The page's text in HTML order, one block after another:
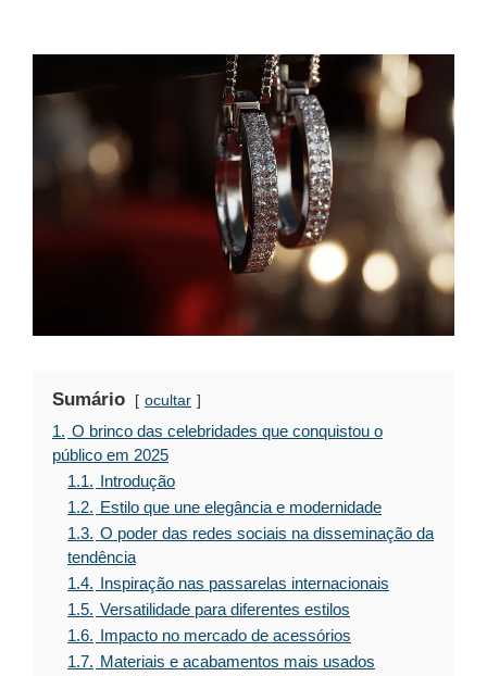
Sumário ocultar
1. O brinco das celebridades que conquistou o
público em 2025
1.1. Introdução
1.2. Estilo que une elegância e modernidade
1.3. O poder das redes sociais na disseminação da
tendência
1.4. Inspiração nas passarelas internacionais
1.5. Versatilidade para diferentes estilos
1.6. Impacto no mercado de acessórios
1.7. Materiais e acabamentos mais usados